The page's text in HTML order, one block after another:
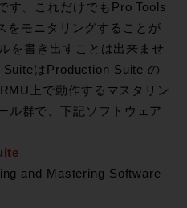
す。これだけでもPro Tools
をモニタリングすることが
を書き出すことは出来ませ
はProduction Suite の
上で動作するマスタリン
ル群で、下記ソフトウェア
and Mastering Software